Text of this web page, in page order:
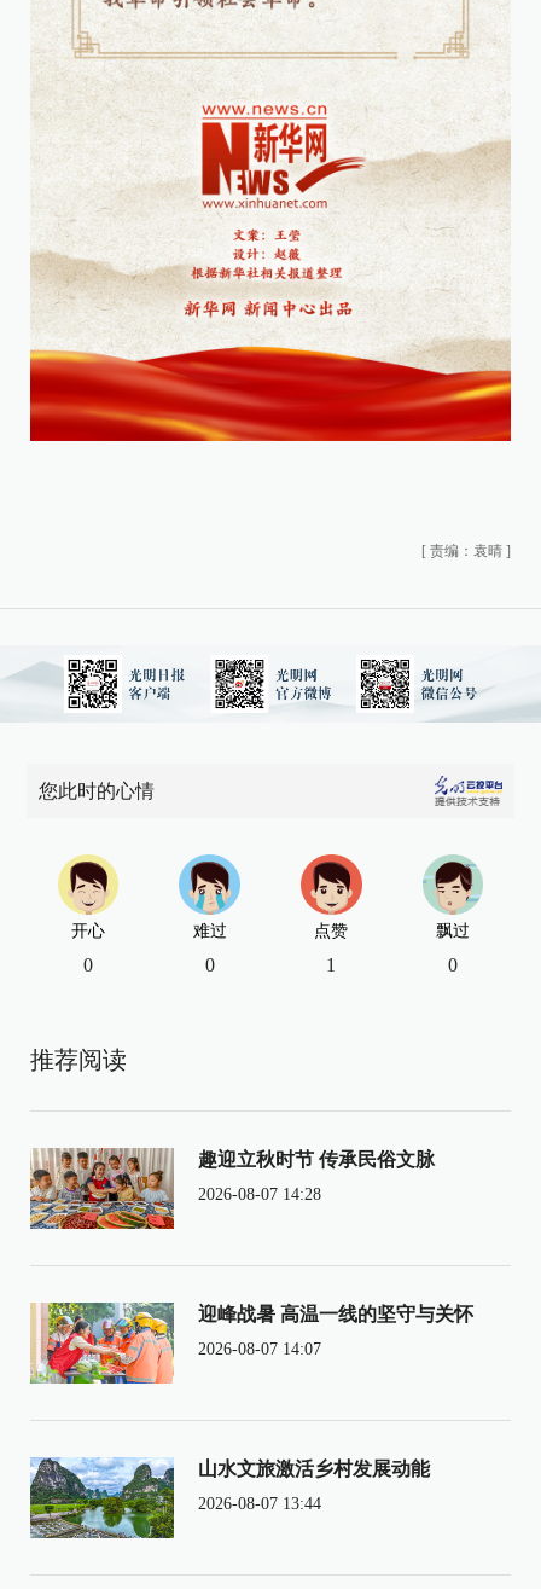
[ 责编：袁晴 ]
您此时的心情
开心
0
难过
0
点赞
1
飘过
0
推荐阅读
趣迎立秋时节 传承民俗文脉
2026-08-07 14:28
迎峰战暑 高温一线的坚守与关怀
2026-08-07 14:07
山水文旅激活乡村发展动能
2026-08-07 13:44